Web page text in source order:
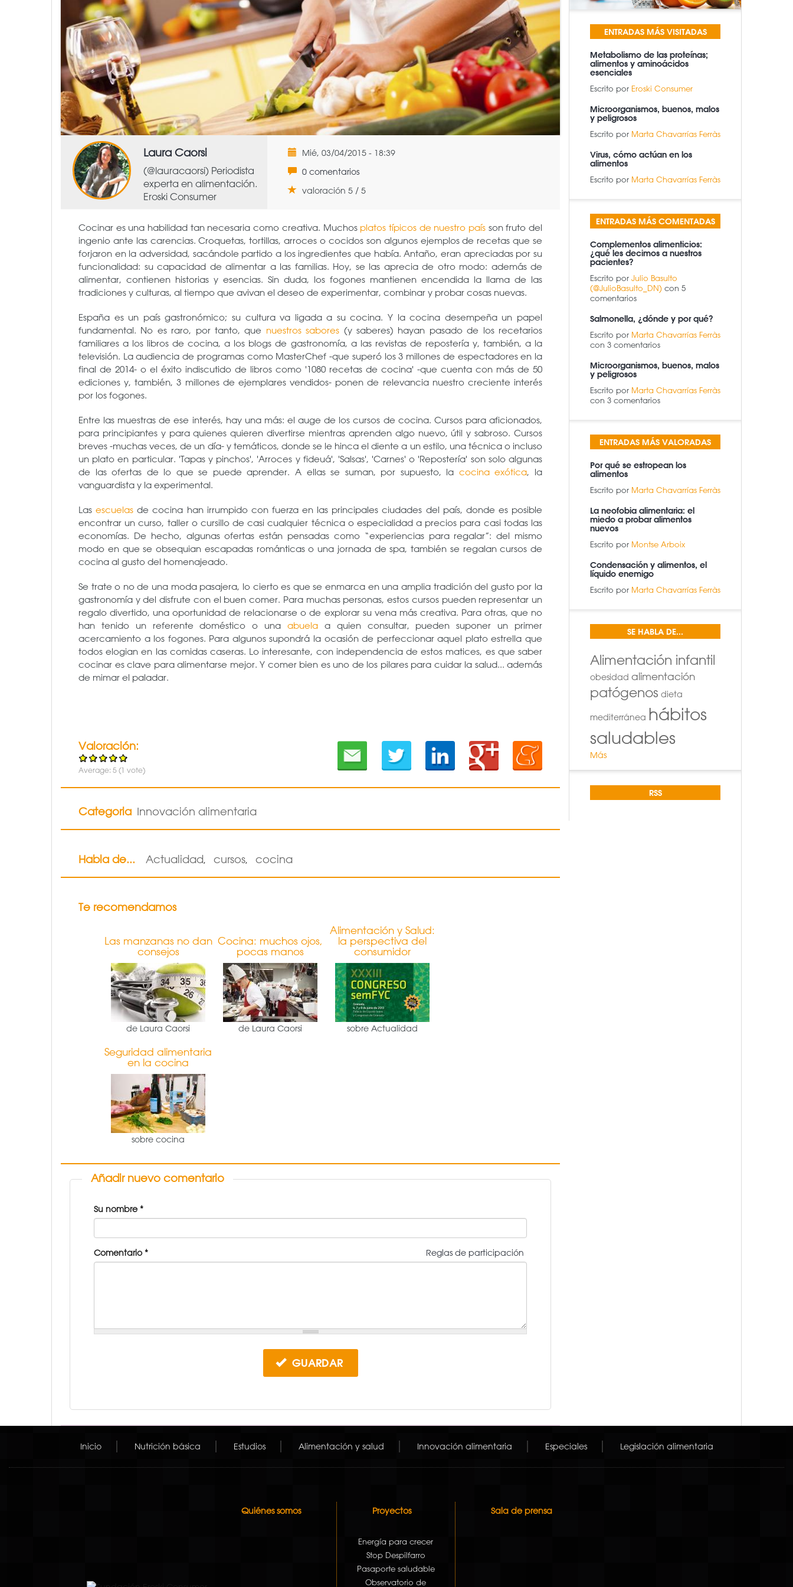
Laura Caorsi
(@lauracaorsi) Periodista
experta en alimentación.
Eroski Consumer
Mié, 03/04/2015 - 18:39
0 comentarios
valoración 5 / 5
Cocinar es una habilidad tan necesaria como creativa. Muchos platos típicos de nuestro paísson fruto del
ingenio ante las carencias. Croquetas, tortillas, arroces o cocidos son algunos ejemplos de recetas que se
forjaron en la adversidad, sacándole partido a los ingredientes que había. Antaño, eran apreciadas por su
funcionalidad: su capacidad de alimentar a las familias. Hoy, se las aprecia de otro modo: además de
alimentar, contienen historias y esencias. Sin duda, los fogones mantienen encendida la llama de las
tradiciones y culturas, al tiempo que avivan el deseo de experimentar, combinar y probar cosas nuevas.
España es un país gastronómico; su cultura va ligada a su cocina. Y la cocina desempeña un papel
fundamental. No es raro, por tanto, que nuestros sabores (y saberes) hayan pasado de los recetarios
familiares a los libros de cocina, a los blogs de gastronomía, a las revistas de repostería y, también, a la
televisión. La audiencia de programas como MasterChef -que superó los 3 millones de espectadores en la
final de 2014- o el éxito indiscutido de libros como '1080 recetas de cocina' -que cuenta con más de 50
ediciones y, también, 3 millones de ejemplares vendidos- ponen de relevancia nuestro creciente interés
por los fogones.
Entre las muestras de ese interés, hay una más: el auge de los cursos de cocina. Cursos para aficionados,
para principiantes y para quienes quieren divertirse mientras aprenden algo nuevo, útil y sabroso. Cursos
breves -muchas veces, de un día- y temáticos, donde se le hinca el diente a un estilo, una técnica o incluso
un plato en particular. 'Tapas y pinchos', 'Arroces y fideuá', 'Salsas', 'Carnes' o 'Repostería' son solo algunas
de las ofertas de lo que se puede aprender. A ellas se suman, por supuesto, la cocina exótica, la
vanguardista y la experimental.
Lasescuelas de cocina han irrumpido con fuerza en las principales ciudades del país, donde es posible
encontrar un curso, taller o cursillo de casi cualquier técnica o especialidad a precios para casi todas las
economías. De hecho, algunas ofertas están pensadas como “experiencias para regalar”: del mismo
modo en que se obsequian escapadas románticas o una jornada de spa, también se regalan cursos de
cocina al gusto del homenajeado.
Se trate o no de una moda pasajera, lo cierto es que se enmarca en una amplia tradición del gusto por la
gastronomía y del disfrute con el buen comer. Para muchas personas, estos cursos pueden representar un
regalo divertido, una oportunidad de relacionarse o de explorar su vena más creativa. Para otras, que no
han tenido un referente doméstico o una abuela a quien consultar, pueden suponer un primer
acercamiento a los fogones. Para algunos supondrá la ocasión de perfeccionar aquel plato estrella que
todos elogian en las comidas caseras. Lo interesante, con independencia de estos matices, es que saber
cocinar es clave para alimentarse mejor. Y comer bien es uno de los pilares para cuidar la salud... además
de mimar el paladar.
Valoración:
Average: 5(1 vote)
Categoria Innovación alimentaria
Habla de... Actualidad, cursos, cocina
Te recomendamos
Las manzanas no dan
consejos
de Laura Caorsi
Cocina: muchos ojos,
pocas manos
de Laura Caorsi
Alimentación y Salud:
la perspectiva del
consumidor
sobre Actualidad
Seguridad alimentaria
en la cocina
sobre cocina
Añadir nuevo comentario
Su nombre *
Reglas de participación
Comentario*
GUARDAR
ENTRADAS MÁS VISITADAS
Metabolismo de las proteínas;
alimentos y aminoácidos
esenciales
Escrito por Eroski Consumer
Microorganismos, buenos, malos
y peligrosos
Escrito por Marta Chavarrías Ferràs
Virus, cómo actúan en los
alimentos
Escrito por Marta Chavarrías Ferràs
ENTRADAS MÁS COMENTADAS
Complementos alimenticios:
¿qué les decimos a nuestros
pacientes?
Escrito por Julio Basulto
(@JulioBasulto_DN) con 5
comentarios
Salmonella, ¿dónde y por qué?
Escrito por Marta Chavarrías Ferràs
con 3 comentarios
Microorganismos, buenos, malos
y peligrosos
Escrito por Marta Chavarrías Ferràs
con 3 comentarios
ENTRADAS MÁS VALORADAS
Por qué se estropean los
alimentos
Escrito por Marta Chavarrías Ferràs
La neofobia alimentaria: el
miedo a probar alimentos
nuevos
Escrito por Montse Arboix
Condensación y alimentos, el
líquido enemigo
Escrito por Marta Chavarrías Ferràs
SE HABLA DE...
Alimentación infantil
obesidad alimentación
patógenos dieta
mediterránea hábitos
saludables
Más
RSS
Inicio Nutrición básica Estudios Alimentación y salud Innovación alimentaria Especiales Legislación alimentaria
Quiénes somos Proyectos
Energía para crecer
Stop Despilfarro
Pasaporte saludable
Observatorio de
Sala de prensa